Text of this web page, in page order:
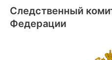
Следственный
Федерации